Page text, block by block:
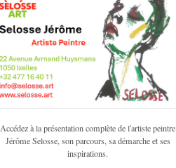
Accédez à la présentation complète de l'artiste peintre
Jérôme Selosse, son parcours, sa démarche et ses
inspirations.